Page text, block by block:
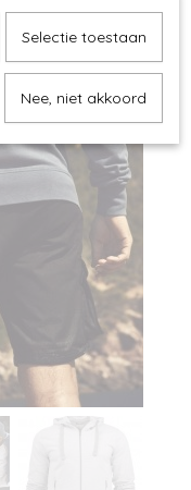
Selectie toestaan
Nee, niet akkoord